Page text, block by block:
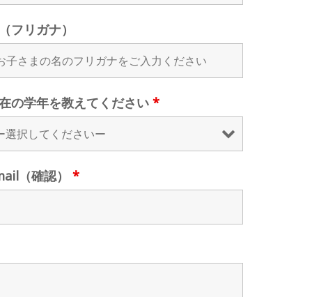
フリガナ）
の学年を教えてください*
（確認）*